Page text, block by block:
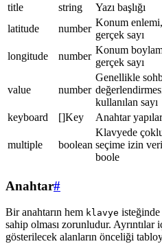
title
string Yazı başlığı
latitude
number
Konum enlemi,
gerçek sayı
longitude number
Konum
gerçek sayı
value number
Genellikle
kullanılan sayı
keyboard []Key Anahtar
multiple boolean
Klavyede
seçime izin
boole
Anahtar#
Bir anahtarın hem klavye isteğinde
sahip olması zorunludur. Ayrıntılar
gösterilecek alanların önceliği